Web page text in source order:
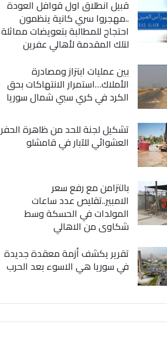
قبيل انطلاق اول قوافل العودة
..مهجروا سري كانية ينظمون
احتجاج للمطالبة بتعويضات مماثلة
لتلك المقدمة لأهالي عفرين
بين عمليات ابتزاز ومصادرة
الأملاك…استمرار الانتهاكات بحق
الكرد في كري سبي شمال سوريا
تشكيل لجنة للحد من ظاهرة الحفر
العشوائي للآبار في قامشلو
بالتزامن مع رفع سعر
الامبير..تقليص عدد ساعات
المولدات في الحسكة وسط
شكاوى من الاهالي
تقرير يكشف أزمة معقدة جديدة
في سوريا هي الاسوء بعد الحرب